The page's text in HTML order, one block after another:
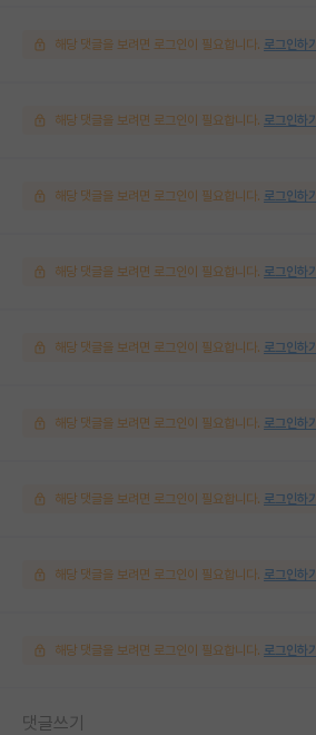
해당 댓글을 보려면 로그인이 필요합니다. 로그인하기
해당 댓글을 보려면 로그인이 필요합니다. 로그인하기
해당 댓글을 보려면 로그인이 필요합니다. 로그인하기
해당 댓글을 보려면 로그인이 필요합니다. 로그인하기
해당 댓글을 보려면 로그인이 필요합니다. 로그인하기
해당 댓글을 보려면 로그인이 필요합니다. 로그인하기
해당 댓글을 보려면 로그인이 필요합니다. 로그인하기
해당 댓글을 보려면 로그인이 필요합니다. 로그인하기
해당 댓글을 보려면 로그인이 필요합니다. 로그인하기
댓글쓰기